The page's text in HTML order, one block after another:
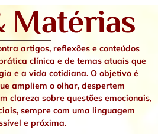
Matérias
artigos, reflexões e conteúdos
clínica e de temas atuais que
e a vida cotidiana. O objetivo é
ampliem o olhar, despertem
clareza sobre questões emocionais,
sempre com uma linguagem
e próxima.